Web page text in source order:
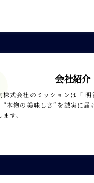
会社紹介
株式会社のミッションは「
“本物の美味しさ”を誠実に届
す。